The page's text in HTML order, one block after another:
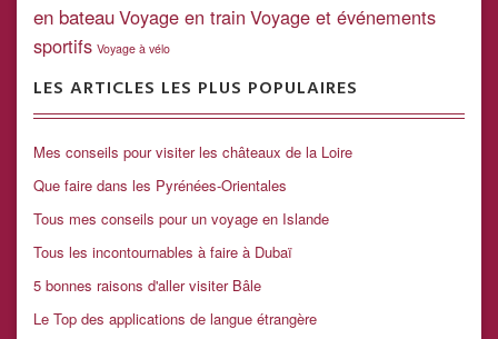
en bateauVoyage en train Voyage et événements
sportifs Voyage à vélo
LES ARTICLES LES PLUS POPULAIRES
Mes conseils pour visiter les châteaux de la Loire
Que faire dans les Pyrénées-Orientales
Tous mes conseils pour un voyage en Islande
Tous les incontournables à faire à Dubaï
5 bonnes raisons d'aller visiter Bâle
Le Top des applications de langue étrangère